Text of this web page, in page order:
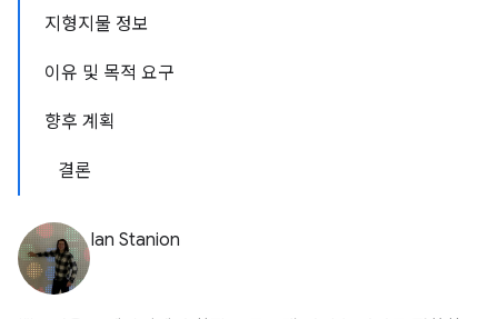
지형지물 정보
이유 및 목적 요구
향후 계획
결론
Ian Stanion